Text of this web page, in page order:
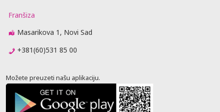
Franšiza
Masarikova 1, Novi Sad
+381(60)531 85 00
Možete preuzeti našu aplikaciju.